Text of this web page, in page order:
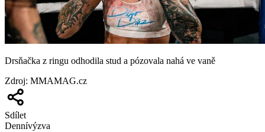
Drsňačka z ringu odhodila stud a pózovala nahá ve vaně
Zdroj: MMAMAG.cz
Sdílet
Dennívýzva